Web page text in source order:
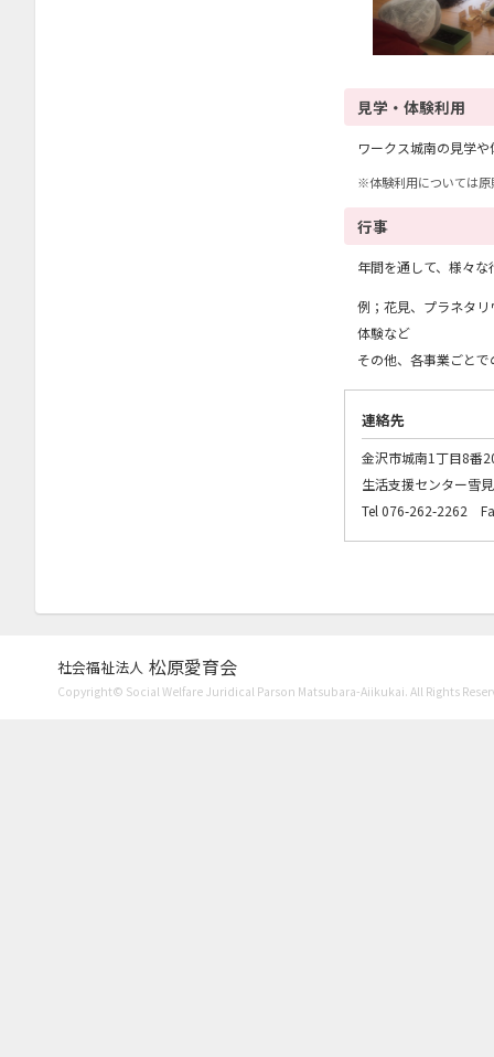
見学・体験利用
ワークス城南の見学
※体験利用については原
行事
年間を通して、様々
例；花見、プラネタ
体験など
その他、各事業ごと
連絡先
金沢市城南1丁目8番
生活支援センター雪
Tel 076-262-2262
社会福祉法人 松原愛育会
Copyright© Social Welfare Juridical Parson Matsubara-Aiikukai. All Rights